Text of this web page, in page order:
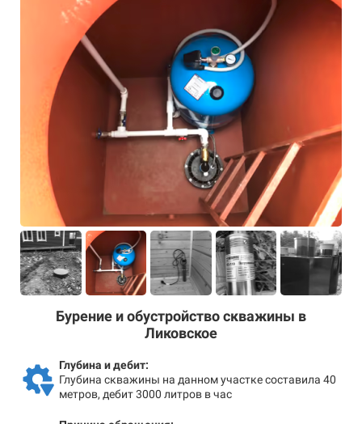
Бурение и обустройство скважины в
Ликовское
Глубина и дебит:
Глубина скважины на данном участке составила 40
метров, дебит 3000 литров в час